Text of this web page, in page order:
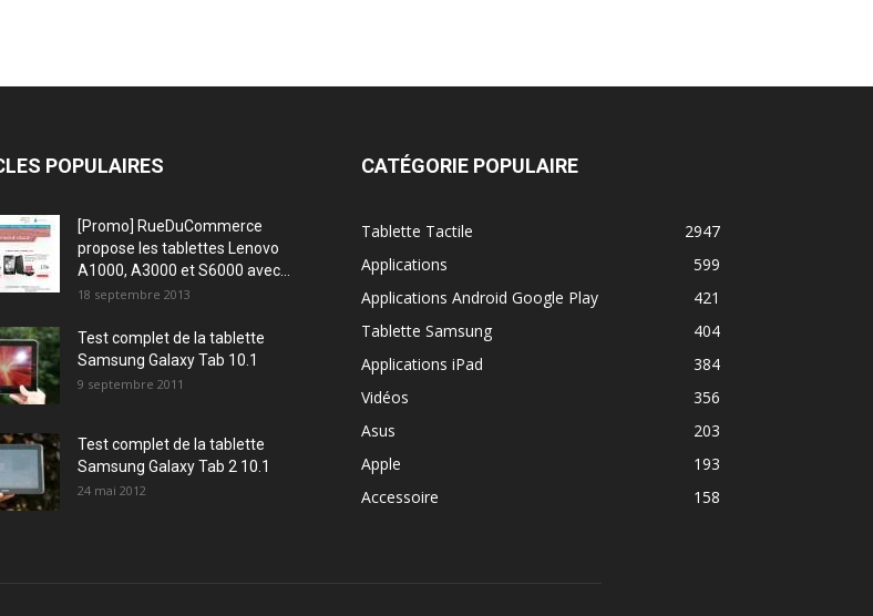
POPULAIRES
[Promo] RueDuCommerce
propose les tablettes Lenovo
A1000, A3000 et S6000 avec...
18 septembre 2013
Test complet de la tablette
Samsung Galaxy Tab 10.1
9 septembre 2011
Test complet de la tablette
Samsung Galaxy Tab 2 10.1
24 mai 2012
CATÉGORIE POPULAIRE
Tablette Tactile
2947
Applications
599
Applications Android Google Play
421
Tablette Samsung
404
Applications iPad
384
Vidéos
356
Asus
203
Apple
193
Accessoire
158